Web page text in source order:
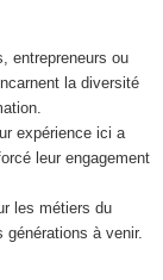
entrepreneurs ou
la diversité
expérience ici a
leur engagement
les métiers du
à venir.